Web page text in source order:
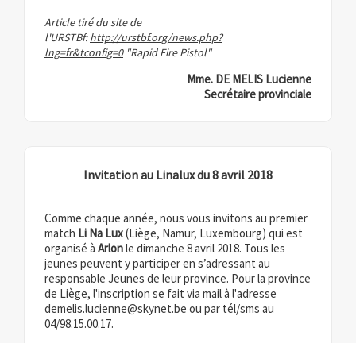
Article tiré du site de
l'URSTBf:http://urstbf.org/news.php?
lng=fr&tconfig=0"Rapid Fire Pistol"
Mme. DE MELIS Lucienne
Secrétaire provinciale
Invitation au Linalux du 8 avril 2018
Comme chaque année, nous vous invitons au premier
match Li Na Lux(Liège, Namur, Luxembourg) qui est
organisé à Arlonle dimanche 8 avril 2018. Tous les
jeunes peuvent y participer en s’adressant au
responsable Jeunes de leur province. Pour la province
de Liège, l'inscription se fait via mail à l'adresse
demelis.lucienne@skynet.be ou par tél/sms au
04/98.15.00.17.